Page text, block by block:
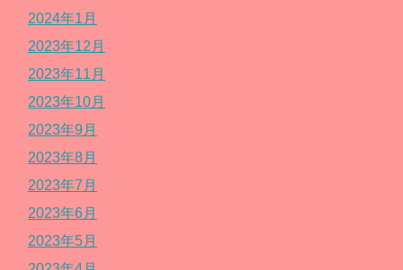
2024年1月
2023年12月
2023年11月
2023年10月
2023年9月
2023年8月
2023年7月
2023年6月
2023年5月